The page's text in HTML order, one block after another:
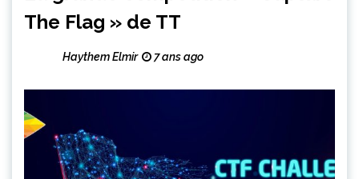
The Flag » de TT
Haythem Elmir 7 ans ago